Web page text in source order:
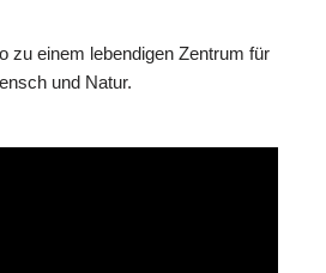
zu einem lebendigen Zentrum für
und Natur.